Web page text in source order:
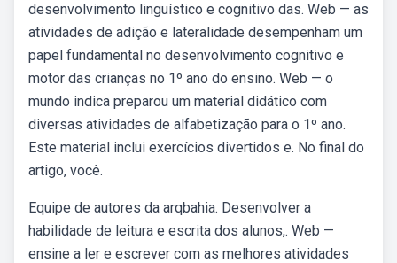
desenvolvimento linguístico e cognitivo das. Web — as
atividades de adição e lateralidade desempenham um
papel fundamental no desenvolvimento cognitivo e
motor das crianças no 1º ano do ensino. Web — o
mundo indica preparou um material didático com
diversas atividades de alfabetização para o 1º ano.
Este material inclui exercícios divertidos e. No final do
artigo, você.
Equipe de autores da arqbahia. Desenvolver a
habilidade de leitura e escrita dos alunos,. Web —
ensine a ler e escrever com as melhores atividades